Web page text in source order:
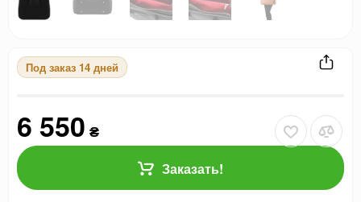
Под заказ 14 дней
6 550 ₴
Заказать!